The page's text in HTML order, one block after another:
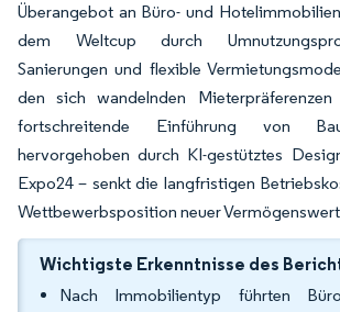
Überangebot an Büro- und
dem Weltcup durch
Sanierungen und flexible
den sich wandelnden
fortschreitende Einführung von
hervorgehoben durch KI-gestütztes
Expo24 – senkt die langfristigen
Wettbewerbsposition neuer
Wichtigste Erkenntnisse des
Nach Immobilientyp führten